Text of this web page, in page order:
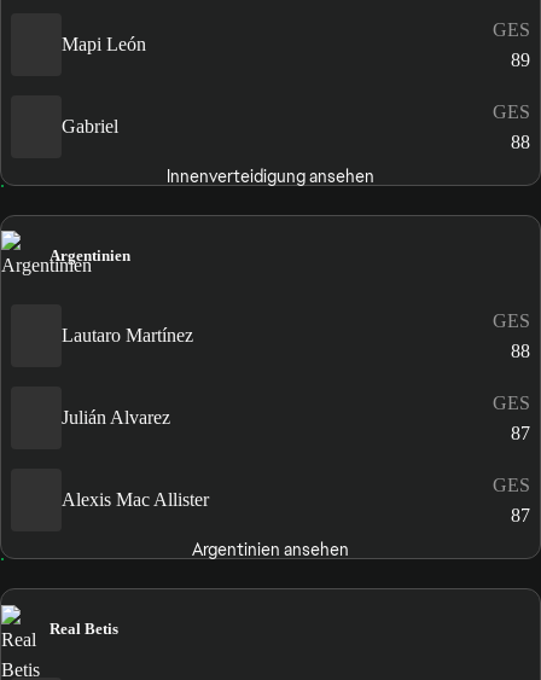
Mapi León
GES
89
Gabriel
GES
88
Innenverteidigung ansehen
Argentinien
Lautaro Martínez
GES
88
Julián Alvarez
GES
87
Alexis Mac Allister
GES
87
Argentinien ansehen
Real Betis